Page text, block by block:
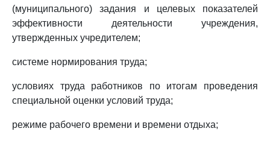
(муниципального) задания и целевых показателей
эффективности деятельности учреждения,
утвержденных учредителем;
системе нормирования труда;
условиях труда работников по итогам проведения
специальной оценки условий труда;
режиме рабочего времени и времени отдыха;